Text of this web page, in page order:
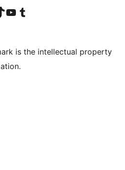
ziyaret edin
YouTube kanalımızı ziyaret edinTumblr hesabımızı ziyaret edin
is the intellectual property